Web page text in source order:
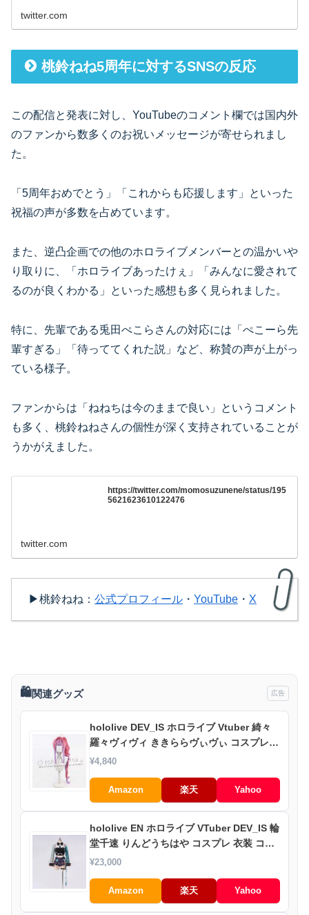
twitter.com
桃鈴ねね5周年に対するSNSの反応
この配信と発表に対し、YouTubeのコメント欄では国内外
のファンから数多くのお祝いメッセージが寄せられまし
た。
「5周年おめでとう」「これからも応援します」といった
祝福の声が多数を占めています。
また、逆凸企画での他のホロライブメンバーとの温かいや
り取りに、「ホロライブあったけぇ」「みんなに愛されて
るのが良くわかる」といった感想も多く見られました。
特に、先輩である兎田ぺこらさんの対応には「ぺこーら先
輩すぎる」「待っててくれた説」など、称賛の声が上がっ
ている様子。
ファンからは「ねねちは今のままで良い」というコメント
も多く、桃鈴ねねさんの個性が深く支持されていることが
うかがえました。
https://twitter.com/momosuzunene/status/195
5621623610122476
twitter.com
▶桃鈴ねね： 公式プロフィール ・ YouTube ・ X
🛍️関連グッズ 広告
hololive DEV_IS ホロライブ Vtuber 綺々
羅々ヴィヴィ ききららヴぃヴぃ コスプレウ
ィッグ 激安 WIG 高温耐熱 かつら イベント
¥4,840
Amazon 楽天 Yahoo
hololive EN ホロライブ VTuber DEV_IS 輪
堂千速 りんどうちはや コスプレ 衣装 コス
チューム cosplay イベント 演出服 アニメ
¥23,000
Amazon 楽天 Yahoo